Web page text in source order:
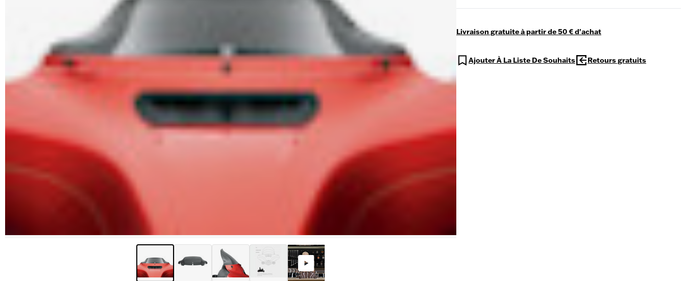
Livraison gratuite à partir de 50 € d'achat
Ajouter À La Liste De Souhaits Retours gratuits